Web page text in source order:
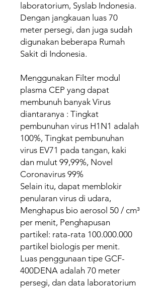
laboratorium, Syslab Indonesia.
Dengan jangkauan luas 70
meter persegi, dan juga sudah
digunakan beberapa Rumah
Sakit di Indonesia.
Menggunakan Filter modul
plasma CEP yang dapat
membunuh banyak Virus
diantaranya : Tingkat
pembunuhan virus H1N1 adalah
100%, Tingkat pembunuhan
virus EV71 pada tangan, kaki
dan mulut 99,99%, Novel
Coronavirus 99%
Selain itu, dapat memblokir
penularan virus di udara,
Menghapus bio aerosol 50 / cm³
per menit, Penghapusan
partikel: rata-rata 100.000.000
partikel biologis per menit.
Luas penggunaan tipe GCF-
400DENA adalah 70 meter
persegi, dan data laboratorium